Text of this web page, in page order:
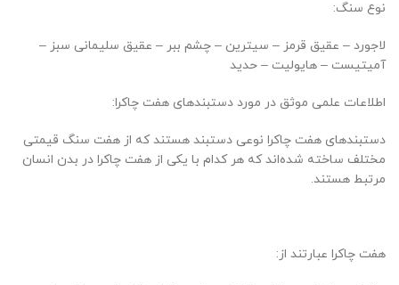
نوع سنگ:
لاجورد – عقیق قرمز – سیترین – چشم ببر – عقیق سلیمانی سبز –
آمیتیست – هایولیت – حدید
اطلاعات علمی موثق در مورد دستبندهای هفت چاکرا:
دستبندهای هفت چاکرا نوعی دستبند هستند که از هفت سنگ قیمتی
مختلف ساخته شده‌اند که هر کدام با یکی از هفت چاکرا در بدن انسان
مرتبط هستند.
هفت چاکرا عبارتند از: